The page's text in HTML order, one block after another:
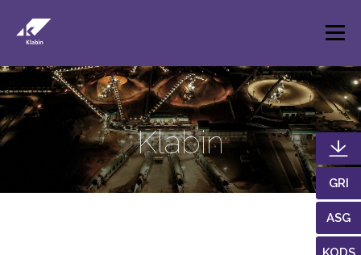
Pular para o Conteúdo principal
Klabin
GRI
ASG